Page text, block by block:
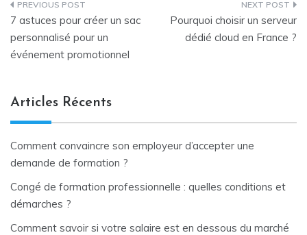
Navigation
de
l’article
7 astuces pour créer un sac
personnalisé pour un
événement promotionnel
Pourquoi choisir un serveur
dédié cloud en France ?
Articles Récents
Comment convaincre son employeur d’accepter une
demande de formation ?
Congé de formation professionnelle : quelles conditions et
démarches ?
Comment savoir si votre salaire est en dessous du marché